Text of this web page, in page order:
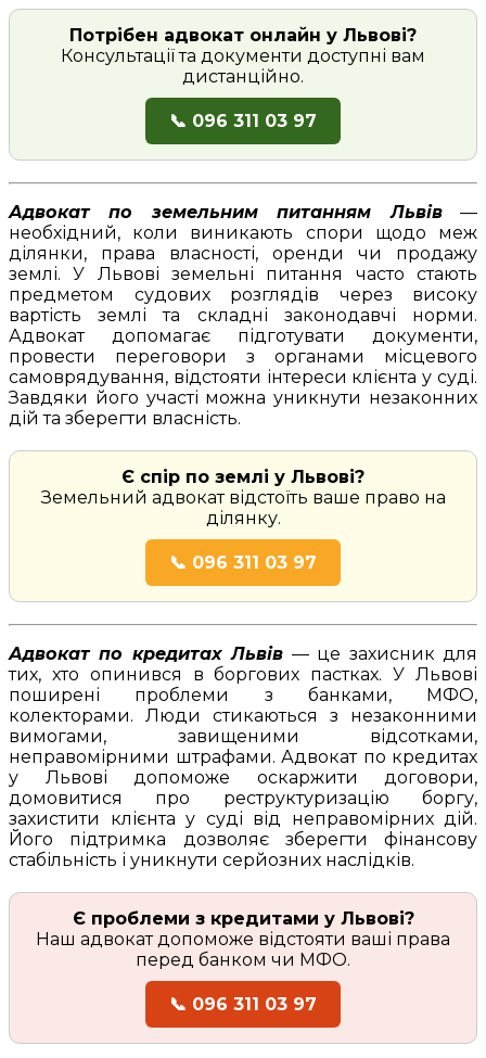
Потрібен адвокат онлайн у Львові?
Консультації та документи доступні вам
дистанційно.
📞 096 311 03 97
Адвокат по земельним питанням Львів—
необхідний, коли виникають спори щодо меж
ділянки, права власності, оренди чи продажу
землі. У Львові земельні питання часто стають
предметом судових розглядів через високу
вартість землі та складні законодавчі норми.
Адвокат допомагає підготувати документи,
провести переговори з органами місцевого
самоврядування, відстояти інтереси клієнта у суді.
Завдяки його участі можна уникнути незаконних
дій та зберегти власність.
Є спір по землі у Львові?
Земельний адвокат відстоїть ваше право на
ділянку.
📞 096 311 03 97
Адвокат по кредитах Львів — це захисник для
тих, хто опинився в боргових пастках. У Львові
поширені проблеми з банками, МФО,
колекторами. Люди стикаються з незаконними
вимогами, завищеними відсотками,
неправомірними штрафами. Адвокат по кредитах
у Львові допоможе оскаржити договори,
домовитися про реструктуризацію боргу,
захистити клієнта у суді від неправомірних дій.
Його підтримка дозволяє зберегти фінансову
стабільність і уникнути серйозних наслідків.
Є проблеми з кредитами у Львові?
Наш адвокат допоможе відстояти ваші права
перед банком чи МФО.
📞 096 311 03 97